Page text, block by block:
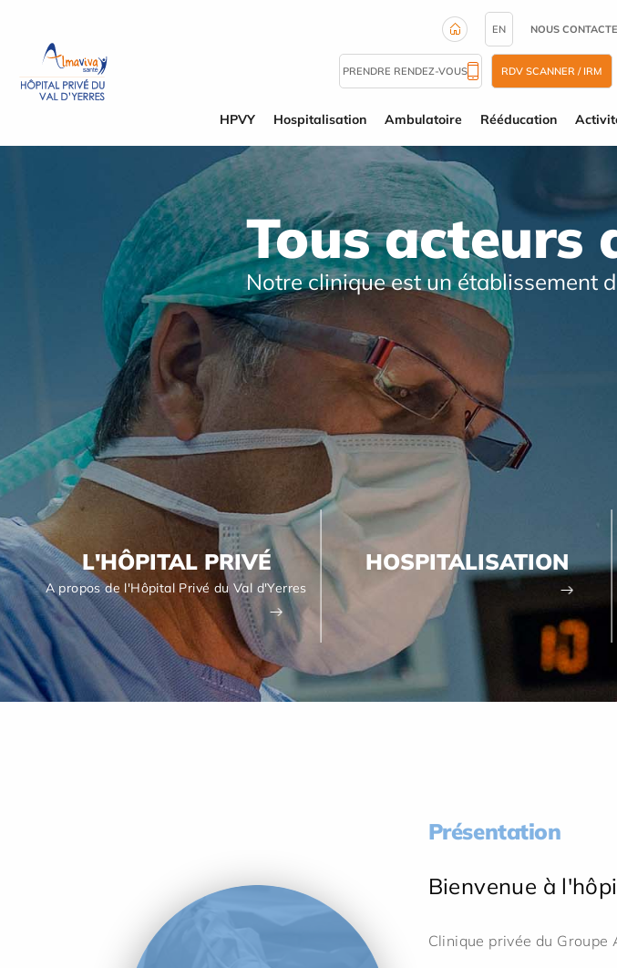
EN NOUS
PRENDRE RENDEZ-VOUS RDV SCANNER / IRM
HPVY Hospitalisation Ambulatoire Rééducation
Tous acteurs
Notre clinique est un établissement
L'HÔPITAL PRIVÉ
A propos de l'Hôpital Privé du Val d'Yerres
HOSPITALISATION
Présentation
Bienvenue à
Clinique privée du Groupe